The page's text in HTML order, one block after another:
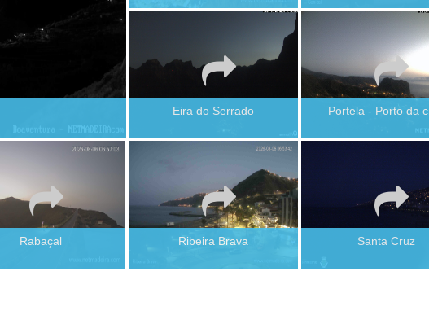
Eira do Serrado Portela - Porto da
Rabaçal Ribeira Brava Santa Cruz